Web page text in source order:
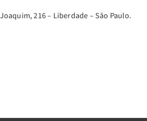
216 – Liberdade – São Paulo.